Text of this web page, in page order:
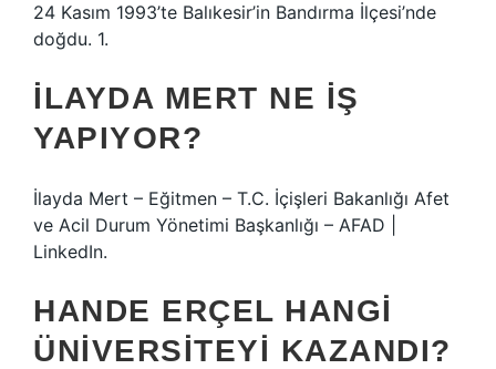
24 Kasım 1993’te Balıkesir’in Bandırma İlçesi’nde
doğdu. 1.
İLAYDA MERT NE IŞ
YAPIYOR?
İlayda Mert – Eğitmen – T.C. İçişleri Bakanlığı Afet
ve Acil Durum Yönetimi Başkanlığı – ​​AFAD |
LinkedIn.
HANDE ERÇEL HANGI
ÜNIVERSITEYI KAZANDI?